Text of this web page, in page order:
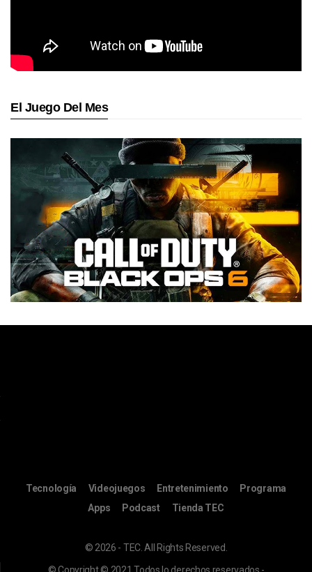
El Juego Del Mes
Tecnología Videojuegos Entretenimiento
Programa
Apps
Podcast Tienda TEC
© 2026 - TEC. All Rights Reserved.